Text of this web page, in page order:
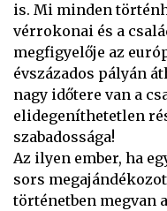
is. Mi minden
vérrokonai és a
megfigyelője az
évszázados pályán
nagy időtere van a
elidegeníthetetlen
szabadossága!
Az ilyen ember, ha
sors
történetben megvan